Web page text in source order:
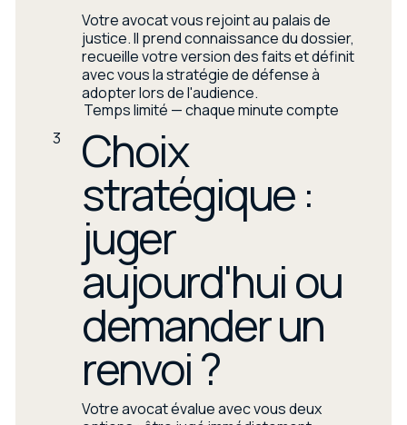
Votre avocat vous rejoint au palais de
justice. Il prend connaissance du dossier,
recueille votre version des faits et définit
avec vous la stratégie de défense à
adopter lors de l'audience.
Temps limité — chaque minute compte
3
Choix
stratégique :
juger
aujourd'hui ou
demander un
renvoi ?
Votre avocat évalue avec vous deux